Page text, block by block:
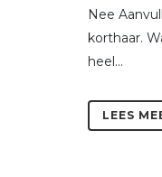
Nee
korthaar.
heel...
LEES